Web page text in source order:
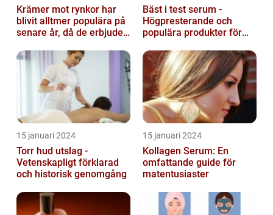
Krämer mot rynkor har
blivit alltmer populära på
senare år, då de erbjuder
lösni...
Bäst i test serum -
Högpresterande och
populära produkter för
15 januari 2024
Torr hud utslag -
Vetenskapligt förklarad
och historisk genomgång
15 januari 2024
Kollagen Serum: En
omfattande guide för
matentusiaster